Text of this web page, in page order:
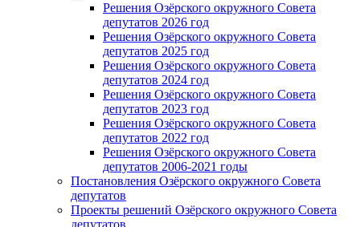
Решения Озёрского окружного Совета
депутатов 2026 год
Решения Озёрского окружного Совета
депутатов 2025 год
Решения Озёрского окружного Совета
депутатов 2024 год
Решения Озёрского окружного Совета
депутатов 2023 год
Решения Озёрского окружного Совета
депутатов 2022 год
Решения Озёрского окружного Совета
депутатов 2006-2021 годы
Постановления Озёрского окружного Совета
депутатов
Проекты решений Озёрского окружного Совета